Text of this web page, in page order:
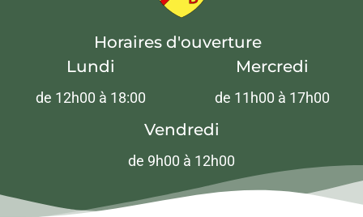
Horaires d'ouverture
Lundi
de 12h00 à 18:00
Mercredi
de 11h00 à 17h00
Vendredi
de 9h00 à 12h00